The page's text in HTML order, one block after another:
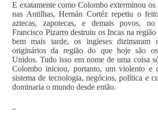
E exatamente como Colombo exterminou os
nas Antilhas, Hernán Cortéz repetiu o
aztecas, zapotecas, e demais povos,
Francisco Pizarro destruiu os Incas na região
bem mais tarde, os ingleses dizimaram
originários da região do que hoje são os
Unidos. Tudo isso em nome de uma coisa
Colombo iniciou, portanto, um violento e
sistema de tecnologia, negócios, política e
dominaria o mundo desde então.
–